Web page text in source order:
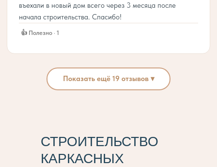
въехали в новый дом всего через 3 месяца после
начала строительства. Спасибо!
👍 Полезно · 1
Показать ещё 19 отзывов ▾
СТРОИТЕЛЬСТВО
КАРКАСНЫХ